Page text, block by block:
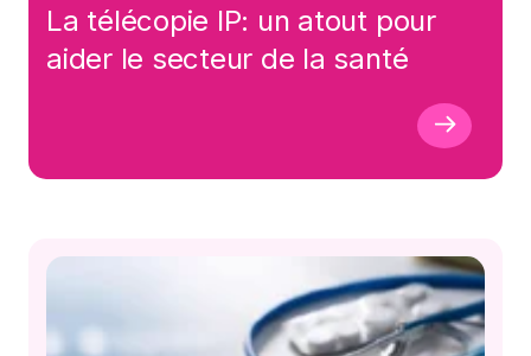
La télécopie IP: un atout pour
aider le secteur de la santé